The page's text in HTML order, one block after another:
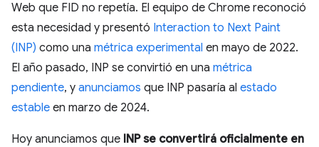
Web que FID no repetía. El equipo de Chrome reconoció
esta necesidad y presentó Interaction to Next Paint
(INP) como una métrica experimental en mayo de 2022.
El año pasado, INP se convirtió en una métrica
pendiente, y anunciamos que INP pasaría al estado
estable en marzo de 2024.
Hoy anunciamos que INP se convertirá oficialmente en